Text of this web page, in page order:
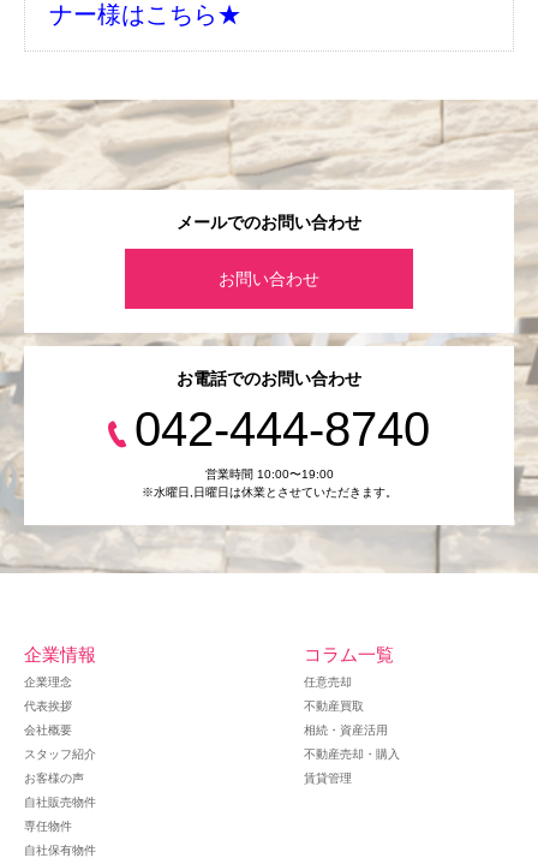
ナー様はこちら★
メールでのお問い合わせ
お問い合わせ
お電話でのお問い合わせ
042-444-8740
営業時間 10:00〜19:00
※水曜日,⽇曜日は休業とさせていただきます。
企業情報
企業理念
代表挨拶
会社概要
スタッフ紹介
お客様の声
自社販売物件
専任物件
自社保有物件
コラム一覧
任意売却
不動産買取
相続・資産活用
不動産売却・購入
賃貸管理